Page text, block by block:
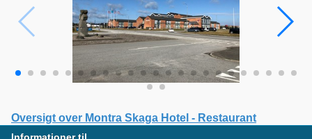
Oversigt over Montra Skaga Hotel - Restaurant